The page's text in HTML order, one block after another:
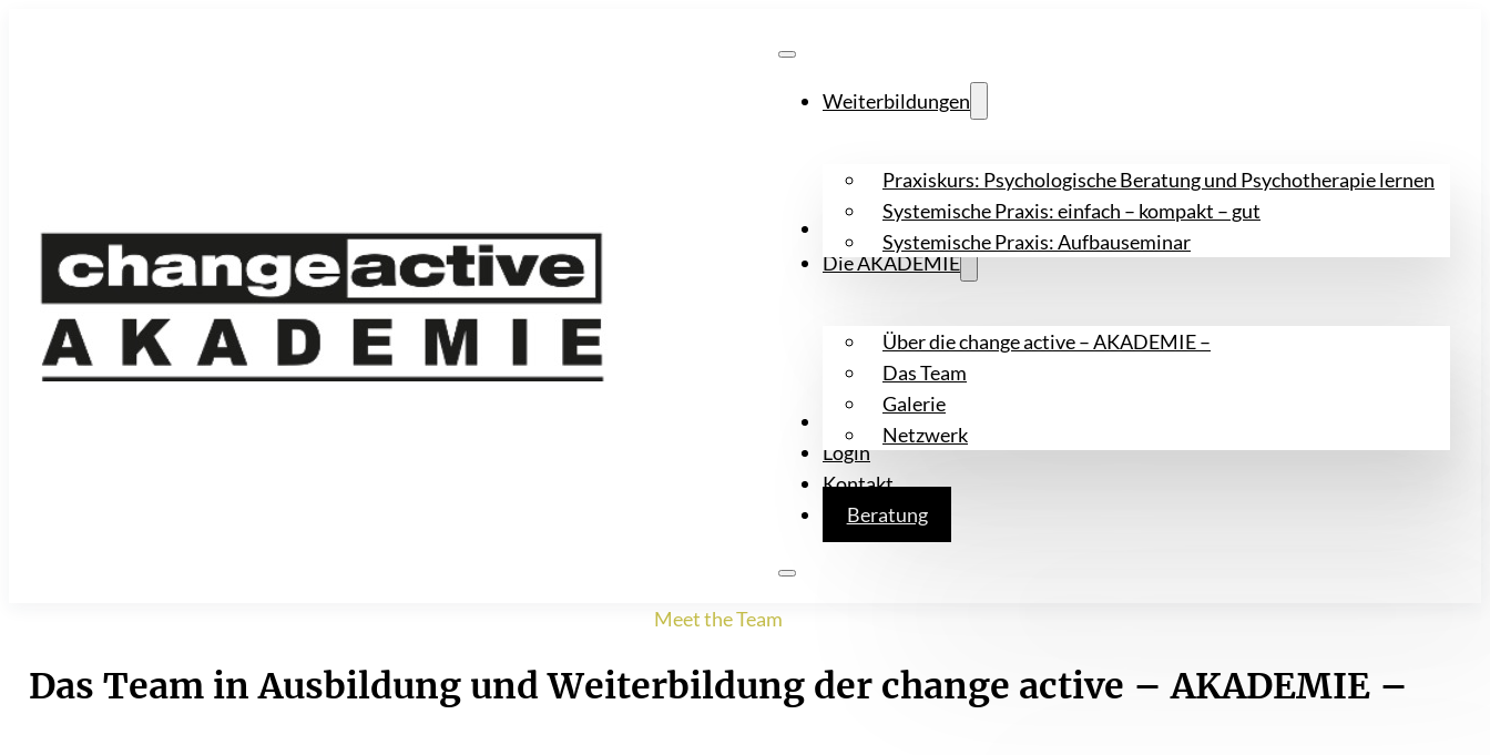
Weiterbildungen
Praxiskurs: Psychologische Beratung und Psychotherapie lernen
Systemische Praxis: einfach – kompakt – gut
Systemische Praxis: Aufbauseminar
Workshops
Die AKADEMIE
Über die change active – AKADEMIE –
Das Team
Galerie
Netzwerk
Aktuelles
Login
Kontakt
Beratung
Das Team in Ausbildung und Weiterbildung der change active – AKADEMIE –
Meet the Team